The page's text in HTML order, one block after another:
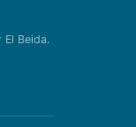
El Beida.